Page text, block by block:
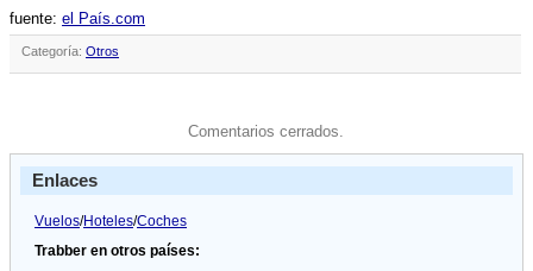
fuente: el Paí­s.com
Categoría: Otros
Comentarios cerrados.
Enlaces
Vuelos/Hoteles/Coches
Trabber en otros países: